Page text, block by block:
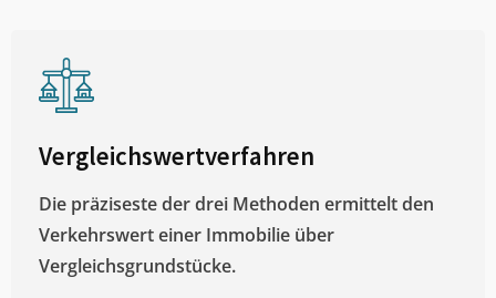
Vergleichswertverfahren
Die präziseste der drei Methoden ermittelt den
Verkehrswert einer Immobilie über
Vergleichsgrundstücke.